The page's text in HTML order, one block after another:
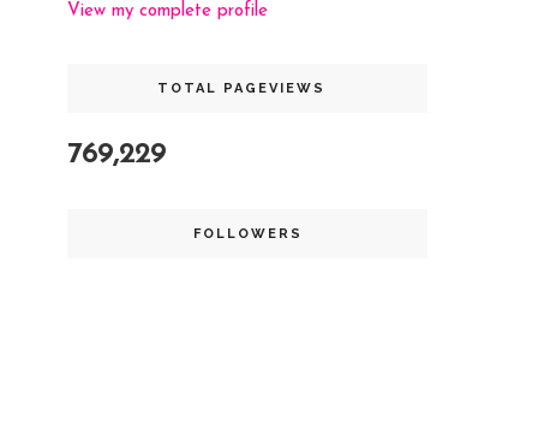
View my complete profile
TOTAL PAGEVIEWS
769,229
FOLLOWERS